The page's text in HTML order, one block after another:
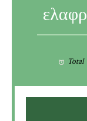
Total